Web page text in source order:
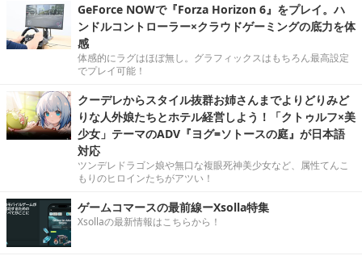
GeForce NOWで『Forza Horizon 6』をプレイ。ハ
ンドルコントローラー×クラウドゲーミングの底力を体
感
体感的にラグはほぼ無し。グラフィックスはもちろん最高設定
でプレイ可能！
クーデレからスタイル抜群お姉さんまでよりどりみど
りな人外娘たちとホテル経営しよう！「クトゥルフ×美
少女」テーマのADV『ヨグ=ソトースの庭』が日本語
対応
ツンデレドラゴン娘や無口な複眼死神美少女など、属性てんこ
もりのヒロインたちがアツい！
ゲームコマースの最前線ーXsolla特集
Xsollaの最新情報はこちらから！